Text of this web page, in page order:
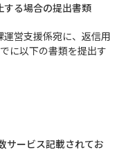
る場合の提出書類
営支援係宛に、返信用
に以下の書類を提出す
サービス記載されてお